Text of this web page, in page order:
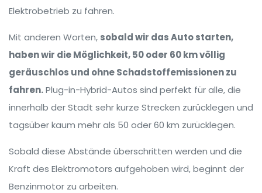
Elektrobetrieb zu fahren.
Mit anderen Worten, sobald wir das Auto starten,
haben wir die Möglichkeit, 50 oder 60 km völlig
geräuschlos und ohne Schadstoffemissionen zu
fahren.Plug-in-Hybrid-Autos sind perfekt für alle, die
innerhalb der Stadt sehr kurze Strecken zurücklegen und
tagsüber kaum mehr als 50 oder 60 km zurücklegen.
Sobald diese Abstände überschritten werden und die
Kraft des Elektromotors aufgehoben wird, beginnt der
Benzinmotor zu arbeiten.